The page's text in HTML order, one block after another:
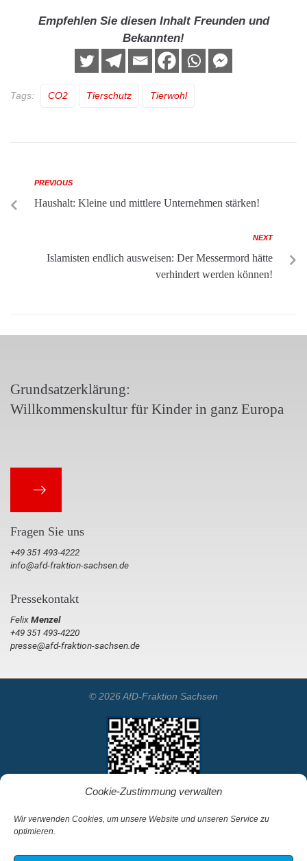
Cookie-Zustimmung verwalten
Wir verwenden Cookies, um unsere Website und unseren Service zu
optimieren.
Empfehlen Sie diesen Inhalt Freunden und
Bekannten!
Tags: CO2 Tierschutz Tierwohl
PREVIOUS
Haushalt: Kleine und mittlere Unternehmen stärken!
NEXT
Islamisten endlich ausweisen: Der Messermord hätte
verhindert werden können!
Grundsatzerklärung:
Willkommenskultur für Kinder in ganz Europa
Fragen Sie uns
+49 351 493-4222
info@afd-fraktion-sachsen.de
Pressekontakt
FelixMenzel
+49 351 493-4220
presse@afd-fraktion-sachsen.de
© 2026 AfD-Fraktion Sachsen
Startseite Kontakt